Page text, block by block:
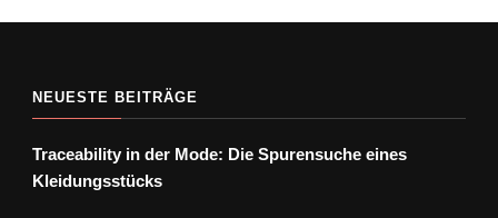
NEUESTE BEITRÄGE
Traceability in der Mode: Die Spurensuche eines
Kleidungsstücks